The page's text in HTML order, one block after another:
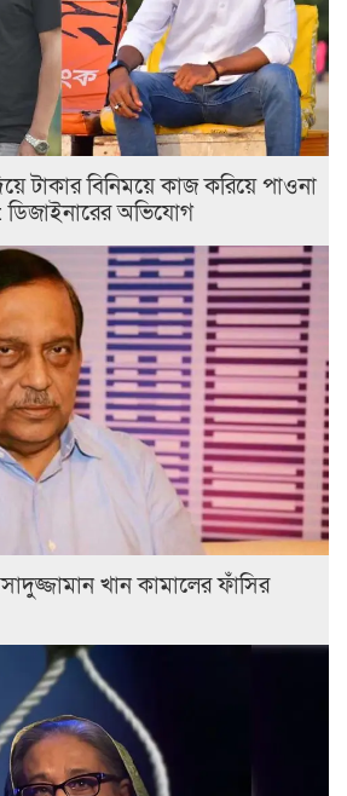
টাকার বিনিময়ে কাজ করিয়ে পাওনা
অভিযোগ
আসাদুজ্জামান খান কামালের ফাঁসির